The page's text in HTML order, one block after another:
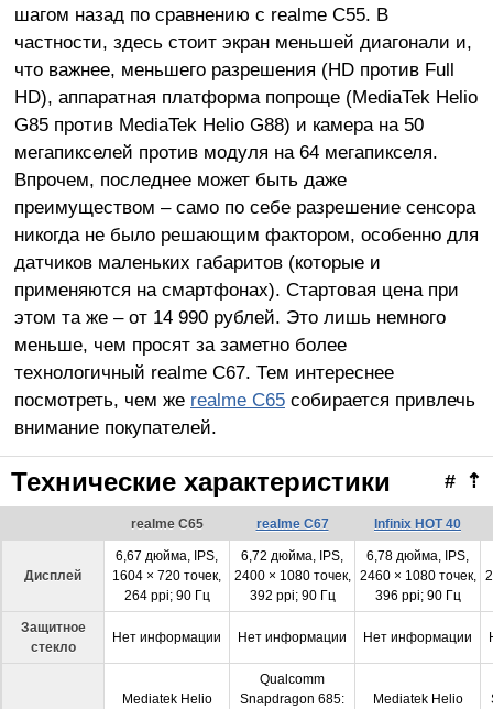
шагом назад по сравнению с realme C55. В
частности, здесь стоит экран меньшей диагонали и,
что важнее, меньшего разрешения (HD против Full
HD), аппаратная платформа попроще (MediaTek Helio
G85 против MediaTek Helio G88) и камера на 50
мегапикселей против модуля на 64 мегапикселя.
Впрочем, последнее может быть даже
преимуществом – само по себе разрешение сенсора
никогда не было решающим фактором, особенно для
датчиков маленьких габаритов (которые и
применяются на смартфонах). Стартовая цена при
этом та же – от 14 990 рублей. Это лишь немного
меньше, чем просят за заметно более
технологичный realme C67. Тем интереснее
посмотреть, чем же realme C65собирается привлечь
внимание покупателей.
⇡
#
Технические характеристики
realme C65 realme C67 Infinix HOT 40
Дисплей
6,67 дюйма, IPS,
1604 × 720 точек,
264 ppi; 90 Гц
6,72 дюйма, IPS,
2400 × 1080 точек,
392 ppi; 90 Гц
6,78 дюйма, IPS,
2460 × 1080 точек,
396 ppi; 90 Гц
Защитное
стекло
Нет информации Нет информации Нет информации
Mediatek Helio
Qualcomm
Snapdragon 685:
Mediatek Helio